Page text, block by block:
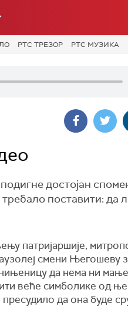
РТС ТРЕЗОР РТС МУЗИКА
достојан
поставити: да
патријаршије,
смени Његошеву
да нема ни мање
веће симболике од
да она буде